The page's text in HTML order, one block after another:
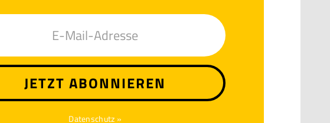
JETZT ABONNIEREN
Datenschutz »